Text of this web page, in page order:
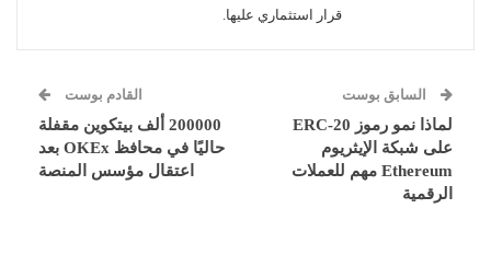
قرار استثماري عليها.
السابق بوست
لماذا نمو رموز ERC-20
على شبكة الإيثريوم
Ethereum مهم للعملات
الرقمية
القادم بوست
200000 ألف بيتكوين مقفلة
حاليًا في محافظ OKEx بعد
اعتقال مؤسس المنصة